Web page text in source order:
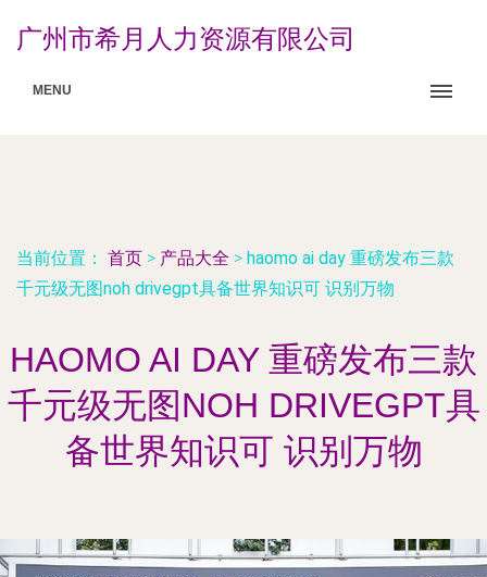
广州市希月人力资源有限公司
MENU
当前位置： 首页 > 产品大全 > haomo ai day 重磅发布三款
千元级无图noh drivegpt具备世界知识可 识别万物
HAOMO AI DAY 重磅发布三款
千元级无图NOH DRIVEGPT具
备世界知识可 识别万物